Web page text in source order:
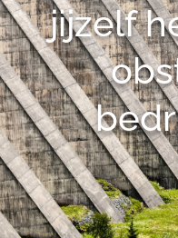
jijzelf